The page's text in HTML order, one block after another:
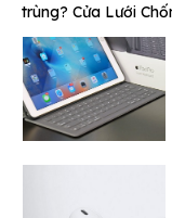
trùng? Cửa Lưới
đến không gian
hiệu quả ngăn chặn
diện cho mọi ngôi